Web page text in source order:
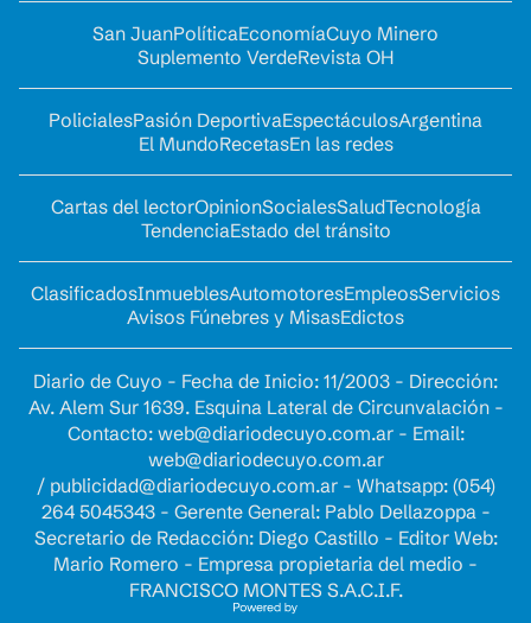
San JuanPolíticaEconomíaCuyo Minero
Suplemento VerdeRevista OH
PolicialesPasión DeportivaEspectáculosArgentina
El MundoRecetasEn las redes
Cartas del lectorOpinionSocialesSaludTecnología
TendenciaEstado del tránsito
ClasificadosInmueblesAutomotoresEmpleosServicios
Avisos Fúnebres y MisasEdictos
Diario de Cuyo - Fecha de Inicio: 11/2003 - Dirección:
Av. Alem Sur 1639. Esquina Lateral de Circunvalación -
Contacto: web@diariodecuyo.com.ar- Email:
web@diariodecuyo.com.ar
/ publicidad@diariodecuyo.com.ar- Whatsapp: (054)
264 5045343 - Gerente General: Pablo Dellazoppa -
Secretario de Redacción: Diego Castillo - Editor Web:
Mario Romero - Empresa propietaria del medio -
FRANCISCO MONTES S.A.C.I.F.